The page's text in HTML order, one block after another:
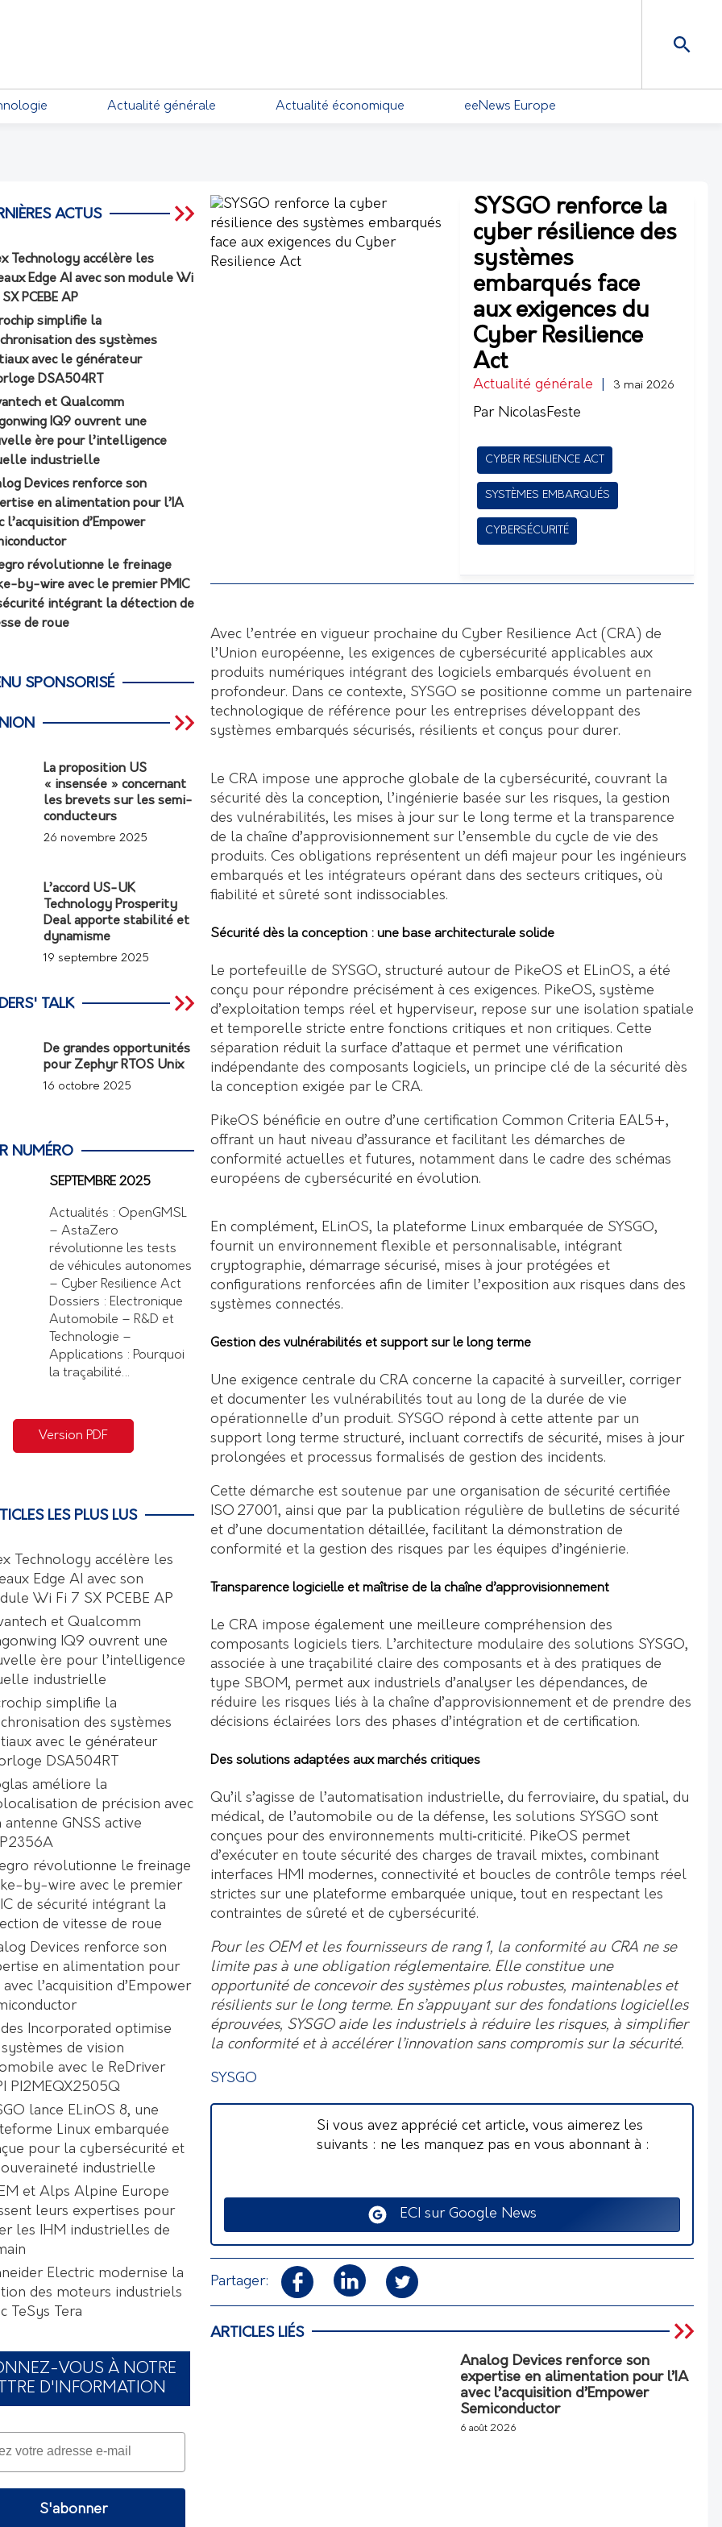
Actualité générale Actualité économique eeNews Europe
SYSGO renforce la
cyber résilience des
systèmes
embarqués face
aux exigences du
Cyber Resilience
Act
Actualité générale 3 mai 2026
Par NicolasFeste
CYBER RESILIENCE ACT
SYSTÈMES EMBARQUÉS
CYBERSÉCURITÉ
Avec l’entrée en vigueur prochaine du Cyber Resilience Act (CRA) de
l’Union européenne, les exigences de cybersécurité applicables aux
produits numériques intégrant des logiciels embarqués évoluent en
profondeur. Dans ce contexte, SYSGO se positionne comme un partenaire
technologique de référence pour les entreprises développant des
systèmes embarqués sécurisés, résilients et conçus pour durer.
Le CRA impose une approche globale de la cybersécurité, couvrant la
sécurité dès la conception, l’ingénierie basée sur les risques, la gestion
des vulnérabilités, les mises à jour sur le long terme et la transparence
de la chaîne d’approvisionnement sur l’ensemble du cycle de vie des
produits. Ces obligations représentent un défi majeur pour les ingénieurs
embarqués et les intégrateurs opérant dans des secteurs critiques, où
fiabilité et sûreté sont indissociables.
Sécurité dès la conception : une base architecturale solide
Le portefeuille de SYSGO, structuré autour de PikeOS et ELinOS, a été
conçu pour répondre précisément à ces exigences. PikeOS, système
d’exploitation temps réel et hyperviseur, repose sur une isolation spatiale
et temporelle stricte entre fonctions critiques et non critiques. Cette
séparation réduit la surface d’attaque et permet une vérification
indépendante des composants logiciels, un principe clé de la sécurité dès
la conception exigée par le CRA.
PikeOS bénéficie en outre d’une certification Common Criteria EAL5+,
offrant un haut niveau d’assurance et facilitant les démarches de
conformité actuelles et futures, notamment dans le cadre des schémas
européens de cybersécurité en évolution.
En complément, ELinOS, la plateforme Linux embarquée de SYSGO,
fournit un environnement flexible et personnalisable, intégrant
cryptographie, démarrage sécurisé, mises à jour protégées et
configurations renforcées afin de limiter l’exposition aux risques dans des
systèmes connectés.
Gestion des vulnérabilités et support sur le long terme
Une exigence centrale du CRA concerne la capacité à surveiller, corriger
et documenter les vulnérabilités tout au long de la durée de vie
opérationnelle d’un produit. SYSGO répond à cette attente par un
support long terme structuré, incluant correctifs de sécurité, mises à jour
prolongées et processus formalisés de gestion des incidents.
Cette démarche est soutenue par une organisation de sécurité certifiée
ISO 27001, ainsi que par la publication régulière de bulletins de sécurité
et d’une documentation détaillée, facilitant la démonstration de
conformité et la gestion des risques par les équipes d’ingénierie.
Transparence logicielle et maîtrise de la chaîne d’approvisionnement
Le CRA impose également une meilleure compréhension des
composants logiciels tiers. L’architecture modulaire des solutions SYSGO,
associée à une traçabilité claire des composants et à des pratiques de
type SBOM, permet aux industriels d’analyser les dépendances, de
réduire les risques liés à la chaîne d’approvisionnement et de prendre des
décisions éclairées lors des phases d’intégration et de certification.
Des solutions adaptées aux marchés critiques
Qu’il s’agisse de l’automatisation industrielle, du ferroviaire, du spatial, du
médical, de l’automobile ou de la défense, les solutions SYSGO sont
conçues pour des environnements multi‑criticité. PikeOS permet
d’exécuter en toute sécurité des charges de travail mixtes, combinant
interfaces HMI modernes, connectivité et boucles de contrôle temps réel
strictes sur une plateforme embarquée unique, tout en respectant les
contraintes de sûreté et de cybersécurité.
Pour les OEM et les fournisseurs de rang 1, la conformité au CRA ne se
limite pas à une obligation réglementaire. Elle constitue une
opportunité de concevoir des systèmes plus robustes, maintenables et
résilients sur le long terme. En s’appuyant sur des fondations logicielles
éprouvées, SYSGO aide les industriels à réduire les risques, à simplifier
la conformité et à accélérer l’innovation sans compromis sur la sécurité.
SYSGO
Si vous avez apprécié cet article, vous aimerez les
suivants : ne les manquez pas en vous abonnant à :
ECI sur Google News
Partager:
ARTICLES LIÉS
Analog Devices renforce son
expertise en alimentation pour l’IA
avec l’acquisition d’Empower
Semiconductor
6 août 2026
ACTUS
Technology accélère les
Edge AI avec son module Wi
PCEBE AP
simplifie la
des systèmes
avec le générateur
DSA504RT
et Qualcomm
IQ9 ouvrent une
ère pour l’intelligence
industrielle
Devices renforce son
en alimentation pour l’IA
l’acquisition d’Empower
révolutionne le freinage
by-wire avec le premier PMIC
intégrant la détection de
de roue
SPONSORISÉ
La proposition US
« insensée » concernant
les brevets sur les semi-
conducteurs
26 novembre 2025
L’accord US-UK
Technology Prosperity
Deal apporte stabilité et
dynamisme
19 septembre 2025
TALK
De grandes opportunités
pour Zephyr RTOS Unix
16 octobre 2025
NUMÉRO
SEPTEMBRE 2025
Actualités : OpenGMSL
– AstaZero
révolutionne les tests
de véhicules autonomes
– Cyber Resilience Act
Dossiers : Electronique
Automobile – R&D et
Technologie –
Applications : Pourquoi
la traçabilité…
Version PDF
LES PLUS LUS
Technology accélère les
Edge AI avec son
Wi Fi 7 SX PCEBE AP
et Qualcomm
IQ9 ouvrent une
ère pour l’intelligence
industrielle
simplifie la
des systèmes
avec le générateur
DSA504RT
améliore la
de précision avec
antenne GNSS active
révolutionne le freinage
by-wire avec le premier
de sécurité intégrant la
de vitesse de roue
Devices renforce son
en alimentation pour
avec l’acquisition d’Empower
Incorporated optimise
de vision
avec le ReDriver
PI2MEQX2505Q
lance ELinOS 8, une
Linux embarquée
pour la cybersécurité et
industrielle
et Alps Alpine Europe
leurs expertises pour
les IHM industrielles de
Electric modernise la
des moteurs industriels
TeSys Tera
VOUS À NOTRE
D'INFORMATION
S'abonner